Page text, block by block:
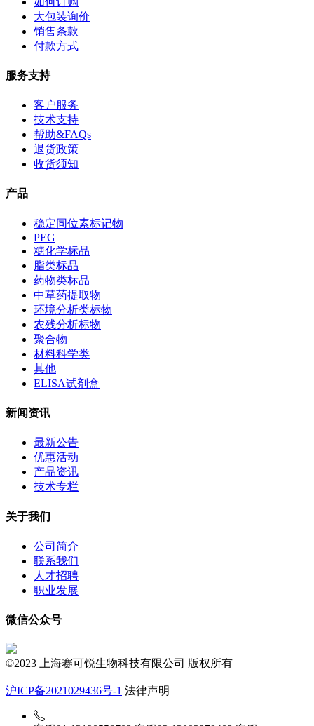
大包装询价
销售条款
付款方式
服务支持
客户服务
技术支持
帮助&FAQs
退货政策
收货须知
产品
稳定同位素标记物
PEG
糖化学标品
脂类标品
药物类标品
中草药提取物
环境分析类标物
农残分析标物
聚合物
材料科学类
其他
ELISA试剂盒
新闻资讯
最新公告
优惠活动
产品资讯
技术专栏
关于我们
公司简介
联系我们
人才招聘
职业发展
微信公众号
©2023 上海赛可锐生物科技有限公司 版权所有
沪ICP备2021029436号-1 法律声明